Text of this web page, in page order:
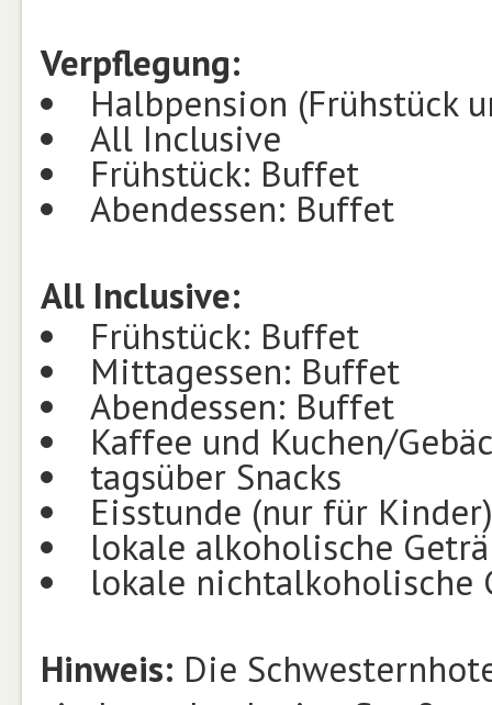
Verpflegung:
Halbpension (Frühstück
All Inclusive
Frühstück: Buffet
Abendessen: Buffet
All Inclusive:
Frühstück: Buffet
Mittagessen: Buffet
Abendessen: Buffet
Kaffee und Kuchen/
tagsüber Snacks
Eisstunde (nur für Kinder)
lokale alkoholische
lokale nichtalkoholische
Hinweis: Die